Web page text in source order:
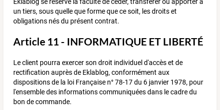
un tiers, sous quelle que forme que ce soit, les droits et
obligations nés du présent contrat.
Article 11 - INFORMATIQUE ET LIBERTÉ
Le client pourra exercer son droit individuel d'accès et de
rectification auprès de Eklablog, conformément aux
dispositions de la loi Française n° 78-17 du 6 janvier 1978, pour
l'ensemble des informations communiquées dans le cadre du
bon de commande.